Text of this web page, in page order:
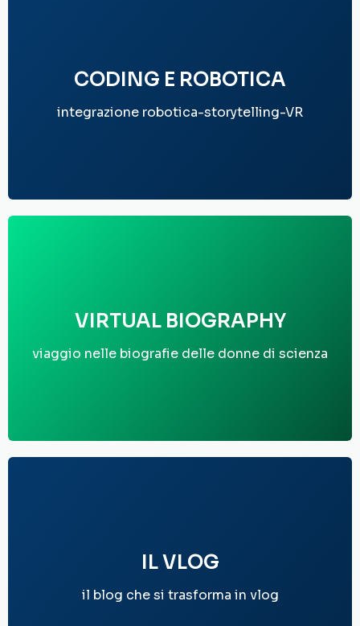
CODING E ROBOTICA
integrazione robotica-storytelling-VR
VIRTUAL BIOGRAPHY
viaggio nelle biografie delle donne di scienza
IL VLOG
il blog che si trasforma in vlog